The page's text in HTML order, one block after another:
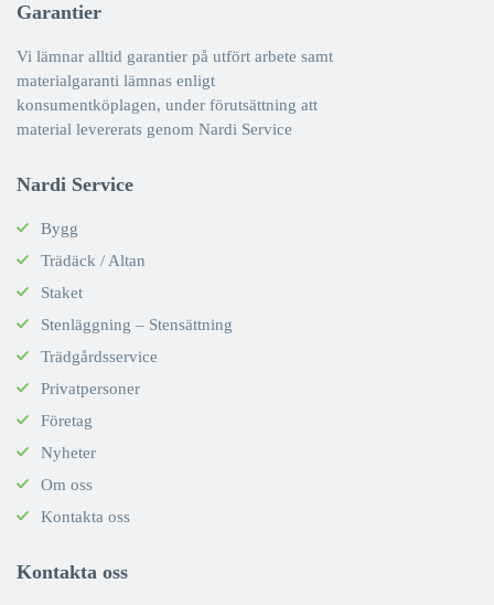
Garantier
Vi lämnar alltid garantier på utfört arbete samt
materialgaranti lämnas enligt
konsumentköplagen, under förutsättning att
material levererats genom Nardi Service
Nardi Service
Bygg
Trädäck / Altan
Staket
Stenläggning – Stensättning
Trädgårdsservice
Privatpersoner
Företag
Nyheter
Om oss
Kontakta oss
Kontakta oss